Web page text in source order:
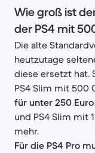
Wie groß ist
der PS4 mit
Die alte
heutzutage
diese ersetzt hat.
PS4 Slim mit 500
für unter 250
und PS4 Slim mit
mehr.
Für die PS4 Pro